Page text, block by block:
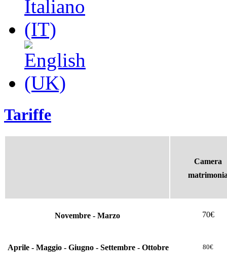
Tariffe
Camera
Novembre - Marzo 70€
Aprile - Maggio - Giugno - Settembre - Ottobre 80€